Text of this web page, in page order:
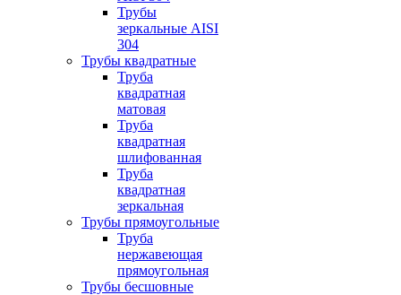
Трубы
зеркальные AISI
304
Трубы квадратные
Труба
квадратная
матовая
Труба
квадратная
шлифованная
Труба
квадратная
зеркальная
Трубы прямоугольные
Труба
нержавеющая
прямоугольная
Трубы бесшовные